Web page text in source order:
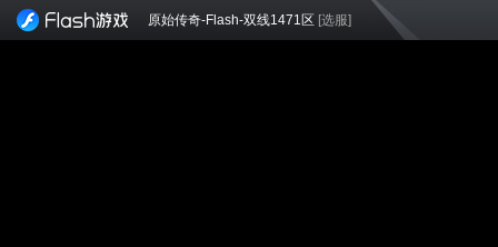
原始传奇-Flash-双线1471区 [选服]